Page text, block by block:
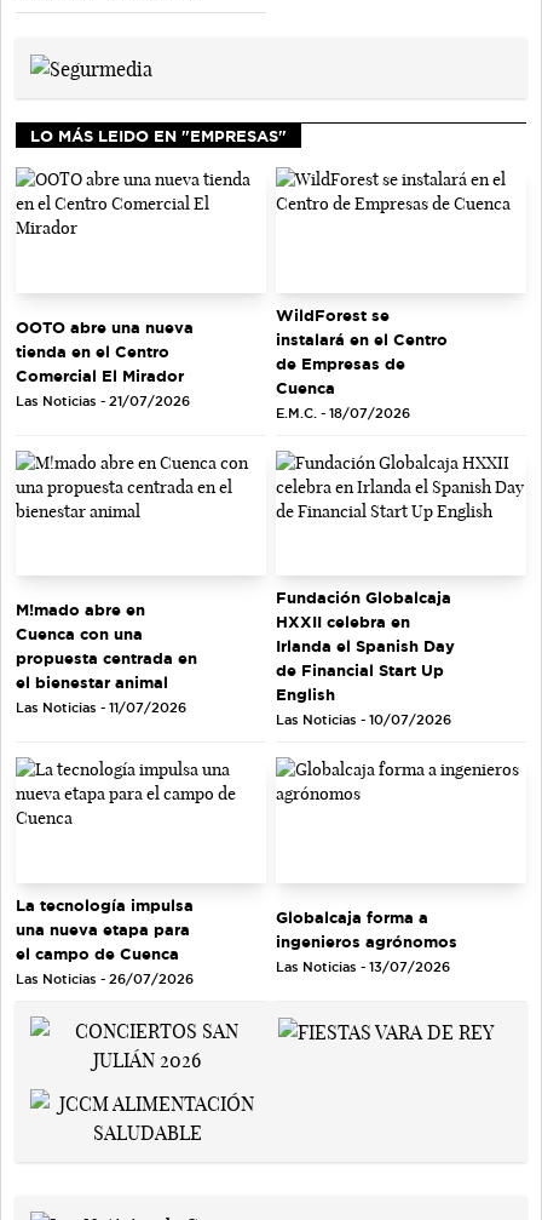
LO MÁS LEIDO EN "EMPRESAS"
OOTO abre una nueva
tienda en el Centro
Comercial El Mirador
Las Noticias - 21/07/2026
WildForest se
instalará en el Centro
de Empresas de
Cuenca
E.M.C. - 18/07/2026
M!mado abre en
Cuenca con una
propuesta centrada en
el bienestar animal
Las Noticias - 11/07/2026
Fundación Globalcaja
HXXII celebra en
Irlanda el Spanish Day
de Financial Start Up
English
Las Noticias - 10/07/2026
La tecnología impulsa
una nueva etapa para
el campo de Cuenca
Las Noticias - 26/07/2026
Globalcaja forma a
ingenieros agrónomos
Las Noticias - 13/07/2026